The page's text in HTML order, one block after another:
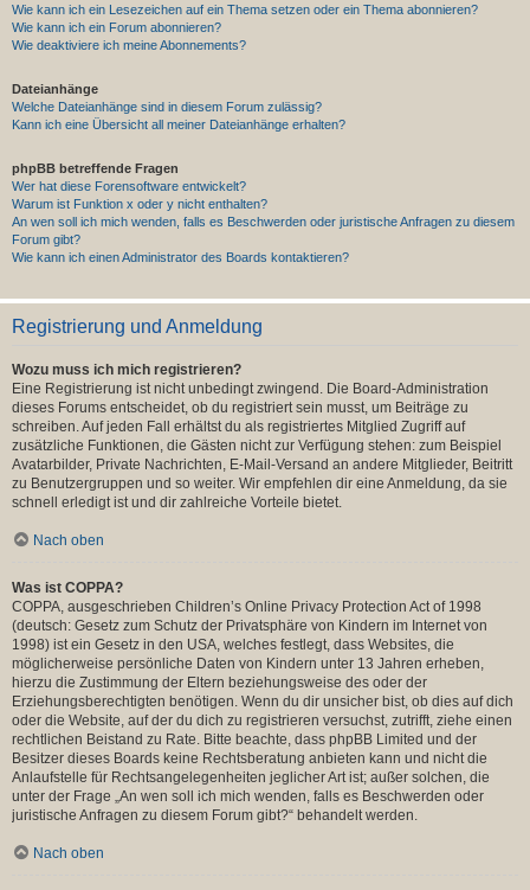
Wie kann ich ein Lesezeichen auf ein Thema setzen oder ein Thema abonnieren?
Wie kann ich ein Forum abonnieren?
Wie deaktiviere ich meine Abonnements?
Dateianhänge
Welche Dateianhänge sind in diesem Forum zulässig?
Kann ich eine Übersicht all meiner Dateianhänge erhalten?
phpBB betreffende Fragen
Wer hat diese Forensoftware entwickelt?
Warum ist Funktion x oder y nicht enthalten?
An wen soll ich mich wenden, falls es Beschwerden oder juristische Anfragen zu diesem
Forum gibt?
Wie kann ich einen Administrator des Boards kontaktieren?
Registrierung und Anmeldung
Wozu muss ich mich registrieren?
Eine Registrierung ist nicht unbedingt zwingend. Die Board-Administration
dieses Forums entscheidet, ob du registriert sein musst, um Beiträge zu
schreiben. Auf jeden Fall erhältst du als registriertes Mitglied Zugriff auf
zusätzliche Funktionen, die Gästen nicht zur Verfügung stehen: zum Beispiel
Avatarbilder, Private Nachrichten, E-Mail-Versand an andere Mitglieder, Beitritt
zu Benutzergruppen und so weiter. Wir empfehlen dir eine Anmeldung, da sie
schnell erledigt ist und dir zahlreiche Vorteile bietet.
Nach oben
Was ist COPPA?
COPPA, ausgeschrieben Children’s Online Privacy Protection Act of 1998
(deutsch: Gesetz zum Schutz der Privatsphäre von Kindern im Internet von
1998) ist ein Gesetz in den USA, welches festlegt, dass Websites, die
möglicherweise persönliche Daten von Kindern unter 13 Jahren erheben,
hierzu die Zustimmung der Eltern beziehungsweise des oder der
Erziehungsberechtigten benötigen. Wenn du dir unsicher bist, ob dies auf dich
oder die Website, auf der du dich zu registrieren versuchst, zutrifft, ziehe einen
rechtlichen Beistand zu Rate. Bitte beachte, dass phpBB Limited und der
Besitzer dieses Boards keine Rechtsberatung anbieten kann und nicht die
Anlaufstelle für Rechtsangelegenheiten jeglicher Art ist; außer solchen, die
unter der Frage „An wen soll ich mich wenden, falls es Beschwerden oder
juristische Anfragen zu diesem Forum gibt?“ behandelt werden.
Nach oben